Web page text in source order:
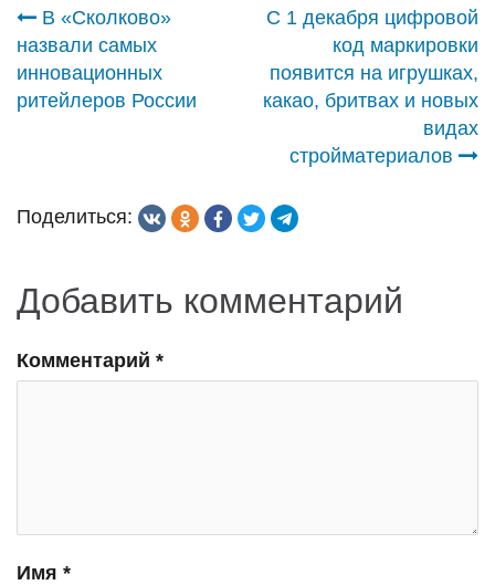
Навигация
по
В «Сколково»
назвали самых
инновационных
ритейлеров России
С 1 декабря цифровой
код маркировки
появится на игрушках,
какао, бритвах и новых
видах
стройматериалов
Поделиться:
Добавить комментарий
Комментарий *
Имя *